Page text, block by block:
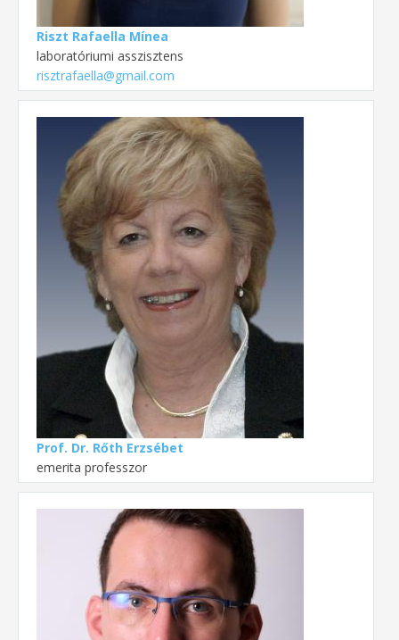
Riszt Rafaella Mínea
laboratóriumi asszisztens
risztrafaella@gmail.com
Prof. Dr. Rőth Erzsébet
emerita professzor